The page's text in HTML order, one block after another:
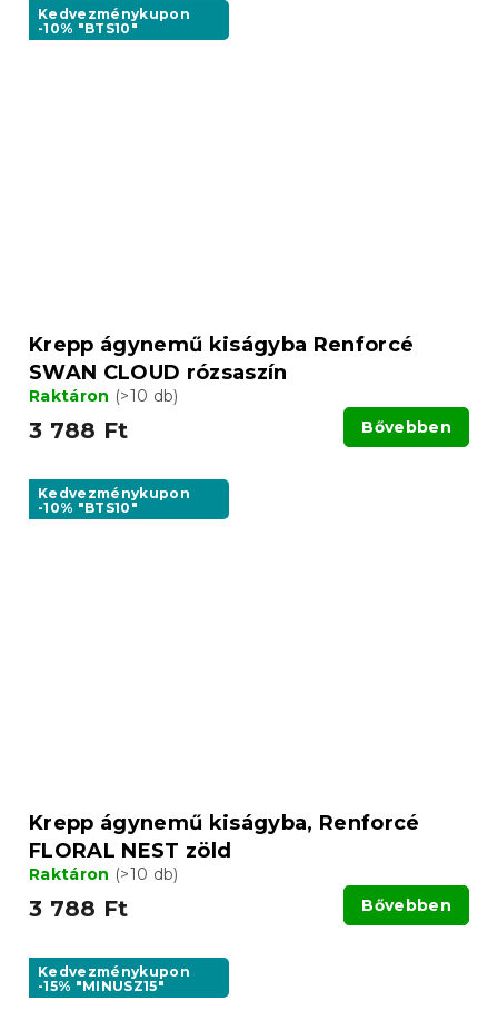
Kedvezménykupon
-10% "BTS10"
Krepp ágynemű kiságyba Renforcé
SWAN CLOUD rózsaszín
Raktáron (>10 db)
3 788 Ft Bővebben
Kedvezménykupon
-10% "BTS10"
Krepp ágynemű kiságyba, Renforcé
FLORAL NEST zöld
Raktáron (>10 db)
3 788 Ft Bővebben
Kedvezménykupon
-15% "MINUSZ15"